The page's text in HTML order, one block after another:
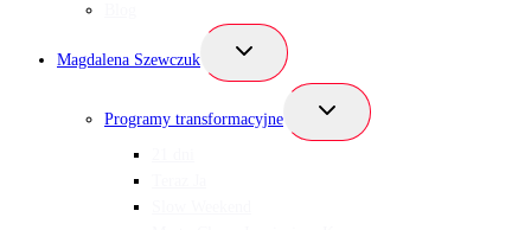
Magdalena Szewczuk
Przełącz
podrzędne
Programy transformacyjne
Przełącz
podrzędne